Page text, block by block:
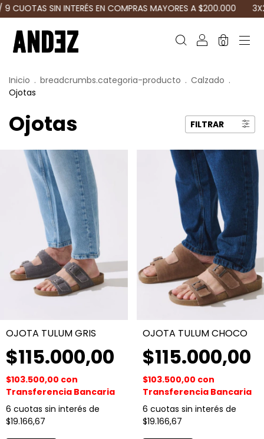
SIN INTERÉS EN COMPRAS MAYORES A $200.000 3X2 Y 2X1
0
Inicio . breadcrumbs.categoria-producto . Calzado .
Ojotas
Ojotas FILTRAR
OJOTA TULUM GRIS
$115.000,00
$103.500,00 con
Transferencia Bancaria
6 cuotas sin interés de
$19.166,67
OJOTA TULUM CHOCO
$115.000,00
$103.500,00 con
Transferencia Bancaria
6 cuotas sin interés de
$19.166,67